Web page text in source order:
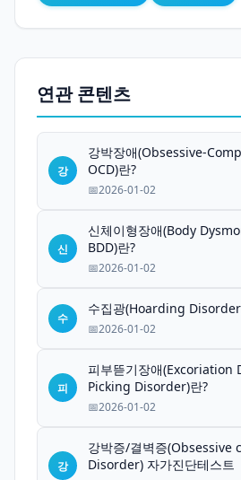
연관 콘텐츠
강
강박장애(Obsessive-
OCD)란?
2026-01-02
신
신체이형장애(Body
BDD)란?
2026-01-02
수
수집광(Hoarding
2026-01-02
피
피부뜯기장애(Excoriation
Picking Disorder)란?
2026-01-02
강
강박증/결벽증(Obsessive
Disorder) 자가진단테스트